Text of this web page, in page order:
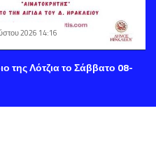
2026 14:16
της Λότζια το Σάββατο 08-